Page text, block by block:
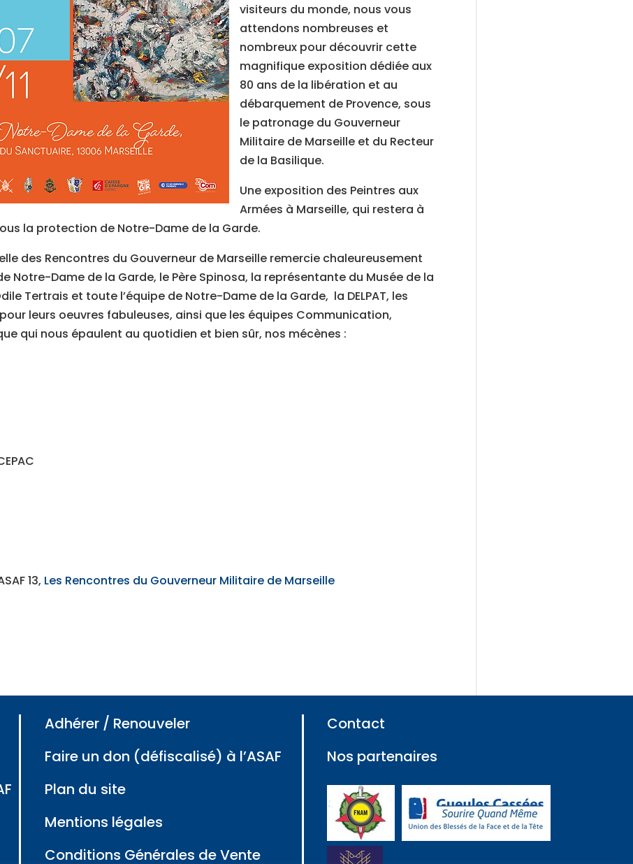
visiteurs du monde, nous vous
attendons nombreuses et
nombreux pour découvrir cette
magnifique exposition dédiée aux
80 ans de la libération et au
débarquement de Provence, sous
le patronage du Gouverneur
Militaire de Marseille et du Recteur
de la Basilique.
Une exposition des Peintres aux
Armées à Marseille, qui restera à
la protection de Notre-Dame de la Garde.
des Rencontres du Gouverneur de Marseille remercie chaleureusement
Notre-Dame de la Garde, le Père Spinosa, la représentante du Musée de la
Tertrais et toute l’équipe de Notre-Dame de la Garde, la DELPAT, les
leurs oeuvres fabuleuses, ainsi que les équipes Communication,
qui nous épaulent au quotidien et bien sûr, nos mécènes :
13, Les Rencontres du Gouverneur Militaire de Marseille
Adhérer / Renouveler
Faire un don (défiscalisé) à l’ASAF
Plan du site
Mentions légales
Conditions Générales de Vente
Contact
Nos partenaires